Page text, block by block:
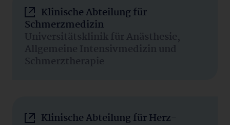
Klinische Abteilung für
Schmerzmedizin
Universitätsklinik für Anästhesie,
Allgemeine Intensivmedizin und
Schmerztherapie
Klinische Abteilung für Herz-